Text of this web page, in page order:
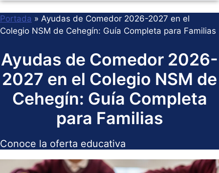
Portada » Ayudas de Comedor 2026-2027 en el
Colegio NSM de Cehegín: Guía Completa para Familias
Ayudas de Comedor 2026-
2027 en el Colegio NSM de
Cehegín: Guía Completa
para Familias
Conoce la oferta educativa